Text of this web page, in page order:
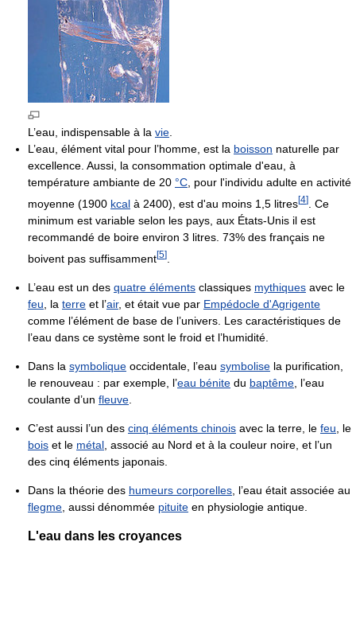
L’eau, indispensable à la vie.
L’eau, élément vital pour l’homme, est la boisson naturelle par
excellence. Aussi, la consommation optimale d'eau, à
température ambiante de 20 °C, pour l'individu adulte en activité
moyenne (1900 kcal à 2400), est d'au moins 1,5 litres[4]
. Ce
minimum est variable selon les pays, aux États-Unis il est
recommandé de boire environ 3 litres. 73% des français ne
boivent pas suffisamment[5]
L’eau est un des quatre éléments classiques mythiques avec le
feu , la terre et l’air, et était vue par Empédocle d'Agrigente
comme l’élément de base de l’univers. Les caractéristiques de
l’eau dans ce système sont le froid et l’humidité.
Dans la symbolique occidentale, l’eau symbolise la purification,
le renouveau : par exemple, l’eau bénite du baptême , l’eau
coulante d’un fleuve
C’est aussi l’un des cinq éléments chinois avec la terre, le feu , le
bois et le métal , associé au Nord et à la couleur noire, et l’un
des cinq éléments japonais.
Dans la théorie des humeurs corporelles , l’eau était associée au
flegme , aussi dénommée pituite en physiologie antique.
L'eau dans les croyances